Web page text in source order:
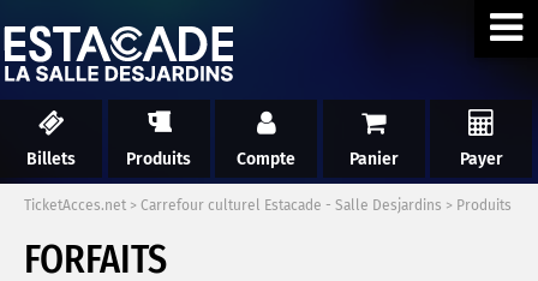
Billets Produits Compte Panier Payer
TicketAcces.net > Carrefour culturel Estacade - Salle Desjardins > Produits
FORFAITS